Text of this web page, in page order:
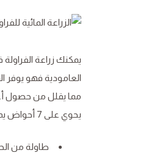
يمكنك زراعة
العامودية فهو يوفر
مما يقلل من حصول
يحوي على 7 أحواض يمكن زراعة أربع شتلات في الحوض، بحاصل 28 شتلة في كل برج، وهو نظام متكامل يتألف من:
طاولة من